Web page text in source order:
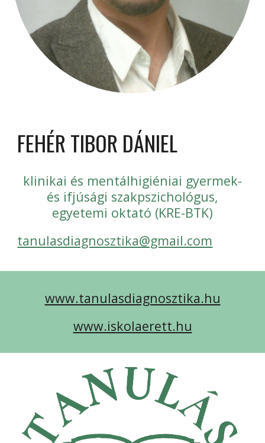
FEHÉR TIBOR DÁNIEL
klinikai és mentálhigiéniai gyermek-
és ifjúsági szakpszichológus,
egyetemi oktató (KRE-BTK)
tanulasdiagnosztika@gmail.com
www.tanulasdiagnosztika.hu
www.iskolaerett.hu